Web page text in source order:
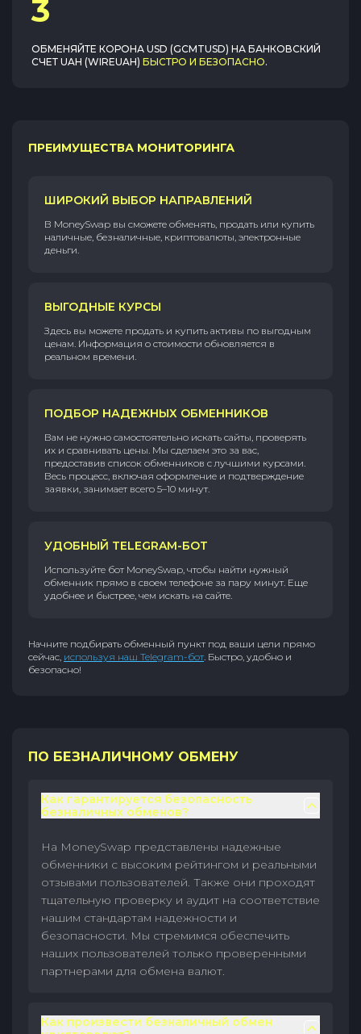
3
ОБМЕНЯЙТЕ КОРОНА USD (GCMTUSD) НА БАНКОВСКИЙ
СЧЕТ UAH (WIREUAH) БЫСТРО И БЕЗОПАСНО.
ПРЕИМУЩЕСТВА МОНИТОРИНГА
ШИРОКИЙ ВЫБОР НАПРАВЛЕНИЙ
В MoneySwap вы сможете обменять, продать или купить
наличные, безналичные, криптовалюты, электронные
деньги.
ВЫГОДНЫЕ КУРСЫ
Здесь вы можете продать и купить активы по выгодным
ценам. Информация о стоимости обновляется в
реальном времени.
ПОДБОР НАДЕЖНЫХ ОБМЕННИКОВ
Вам не нужно самостоятельно искать сайты, проверять
их и сравнивать цены. Мы сделаем это за вас,
предоставив список обменников с лучшими курсами.
Весь процесс, включая оформление и подтверждение
заявки, занимает всего 5–10 минут.
УДОБНЫЙ TELEGRAM-БОТ
Используйте бот MoneySwap, чтобы найти нужный
обменник прямо в своем телефоне за пару минут. Еще
удобнее и быстрее, чем искать на сайте.
Начните подбирать обменный пункт под ваши цели прямо
сейчас, используя наш Telegram-бот. Быстро, удобно и
безопасно!
ПО БЕЗНАЛИЧНОМУ ОБМЕНУ
Как гарантируется безопасность
безналичных обменов?
На MoneySwap представлены надежные
обменники с высоким рейтингом и реальными
отзывами пользователей. Также они проходят
тщательную проверку и аудит на соответствие
нашим стандартам надежности и
безопасности. Мы стремимся обеспечить
наших пользователей только проверенными
партнерами для обмена валют.
Как произвести безналичный обмен